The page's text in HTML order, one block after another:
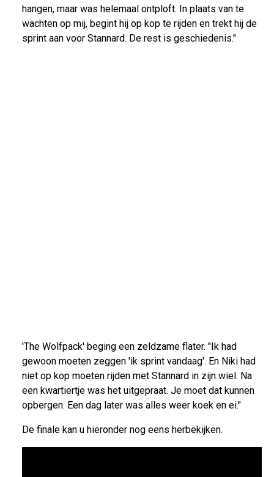
hangen, maar was helemaal ontploft. In plaats van te
wachten op mij, begint hij op kop te rijden en trekt hij de
sprint aan voor Stannard. De rest is geschiedenis."
'The Wolfpack' beging een zeldzame flater. "Ik had
gewoon moeten zeggen 'ik sprint vandaag'. En Niki had
niet op kop moeten rijden met Stannard in zijn wiel. Na
een kwartiertje was het uitgepraat. Je moet dat kunnen
opbergen. Een dag later was alles weer koek en ei."
De finale kan u hieronder nog eens herbekijken.